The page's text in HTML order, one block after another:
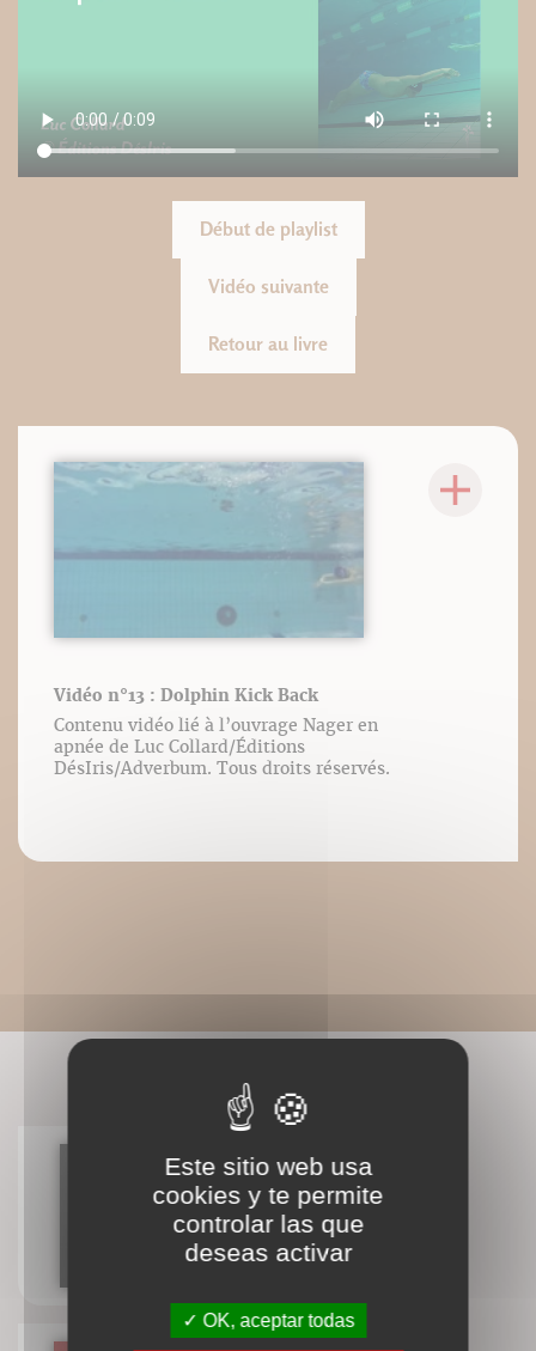
Début de playlist
Vidéo suivante
Retour au livre
Vidéo n°13 : Dolphin Kick Back
Contenu vidéo lié à l’ouvrage Nager en
apnée de Luc Collard/Éditions
DésIris/Adverbum. Tous droits réservés.
CONNAISSEZ-VOUS AUSSI ?
Intelligence artificielle
Alain Bretto
Este sitio web usa
cookies y te permite
controlar las que
deseas activar
OK, aceptar todas